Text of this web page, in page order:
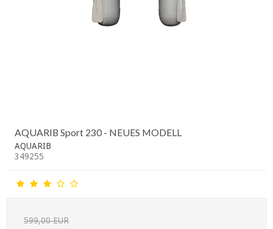
AQUARIB Sport 230 - NEUES MODELL
AQUARIB
349255
599,00 EUR